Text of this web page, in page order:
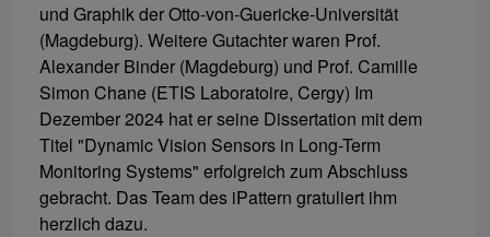
und Graphik der Otto-von-Guericke-Universität
(Magdeburg). Weitere Gutachter waren Prof.
Alexander Binder (Magdeburg) und Prof. Camille
Simon Chane (ETIS Laboratoire, Cergy) Im
Dezember 2024 hat er seine Dissertation mit dem
Titel "Dynamic Vision Sensors in Long-Term
Monitoring Systems" erfolgreich zum Abschluss
gebracht. Das Team des iPattern gratuliert ihm
herzlich dazu.